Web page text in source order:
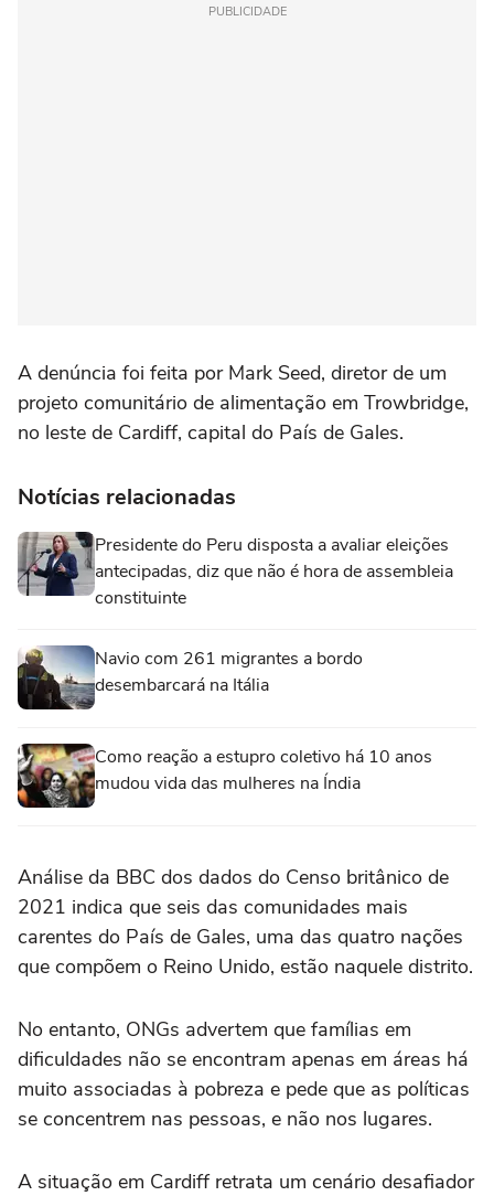
PUBLICIDADE
A denúncia foi feita por Mark Seed, diretor de um
projeto comunitário de alimentação em Trowbridge,
no leste de Cardiff, capital do País de Gales.
Notícias relacionadas
Presidente do Peru disposta a avaliar eleições
antecipadas, diz que não é hora de assembleia
constituinte
Navio com 261 migrantes a bordo
desembarcará na Itália
Como reação a estupro coletivo há 10 anos
mudou vida das mulheres na Índia
Análise da BBC dos dados do Censo britânico de
2021 indica que seis das comunidades mais
carentes do País de Gales, uma das quatro nações
que compõem o Reino Unido, estão naquele distrito.
No entanto, ONGs advertem que famílias em
dificuldades não se encontram apenas em áreas há
muito associadas à pobreza e pede que as políticas
se concentrem nas pessoas, e não nos lugares.
A situação em Cardiff retrata um cenário desafiador